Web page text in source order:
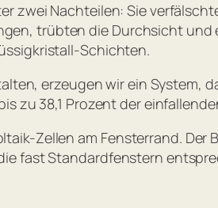
zwei Nachteilen: Sie
trübten die Durchsicht
Schichten.
erzeugen wir ein System,
zu 38,1 Prozent der
Zellen am Fensterrand. Der
fast Standardfenstern